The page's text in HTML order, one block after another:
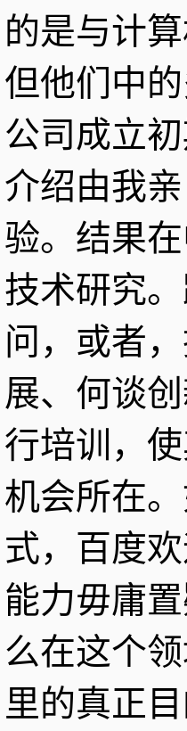
的是与计
但他们中
公司成立
介绍由我
验。结果
技术研究
问，或者
展、何谈
行培训，
机会所在
式，百度
能力毋庸
么在这个
里的真正